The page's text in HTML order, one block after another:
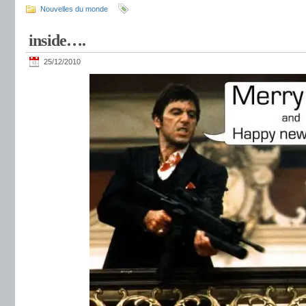
Nouvelles du monde
inside….
25/12/2010